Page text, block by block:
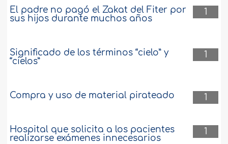
1
El padre no pagó el Zakat del Fiter por
sus hijos durante muchos años
1
Significado de los términos “cielo” y
“cielos”
1
Compra y uso de material pirateado
1
Hospital que solicita a los pacientes
realizarse exámenes innecesarios